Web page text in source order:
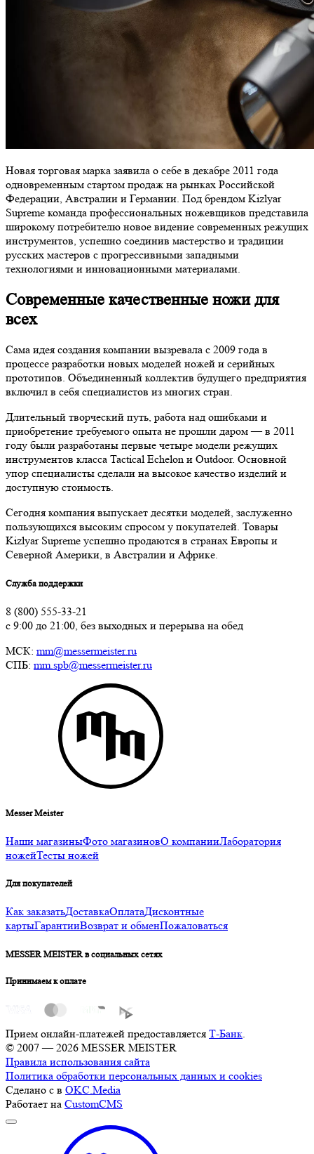
Новая торговая марка заявила о себе в декабре 2011 года
одновременным стартом продаж на рынках Российской
Федерации, Австралии и Германии. Под брендом Kizlyar
Supreme команда профессиональных ножевщиков представила
широкому потребителю новое видение современных режущих
инструментов, успешно соединив мастерство и традиции
русских мастеров с прогрессивными западными
технологиями и инновационными материалами.
Современные качественные ножи для
всех
Сама идея создания компании вызревала с 2009 года в
процессе разработки новых моделей ножей и серийных
прототипов. Объединенный коллектив будущего предприятия
включил в себя специалистов из многих стран.
Длительный творческий путь, работа над ошибками и
приобретение требуемого опыта не прошли даром — в 2011
году были разработаны первые четыре модели режущих
инструментов класса Tactical Echelon и Outdoor. Основной
упор специалисты сделали на высокое качество изделий и
доступную стоимость.
Сегодня компания выпускает десятки моделей, заслуженно
пользующихся высоким спросом у покупателей. Товары
Kizlyar Supreme успешно продаются в странах Европы и
Северной Америки, в Австралии и Африке.
Служба поддержки
8 (800) 555-33-21
с 9:00 до 21:00, без выходных и перерыва на обед
МСК: mm@messermeister.ru
СПБ: mm.spb@messermeister.ru
Messer Meister
Наши магазиныФото магазиновО компанииЛаборатория
ножейТесты ножей
Для покупателей
Как заказатьДоставкаОплатаДисконтные
картыГарантииВозврат и обменПожаловаться
MESSER MEISTER в социальных сетях
Принимаем к оплате
Прием онлайн-платежей предоставляется Т-Банк.
© 2007 — 2026 MESSER MEISTER
Правила использования сайта
Политика обработки персональных данных и cookies
Сделано с в OKC.Media
Работает на CustomCMS